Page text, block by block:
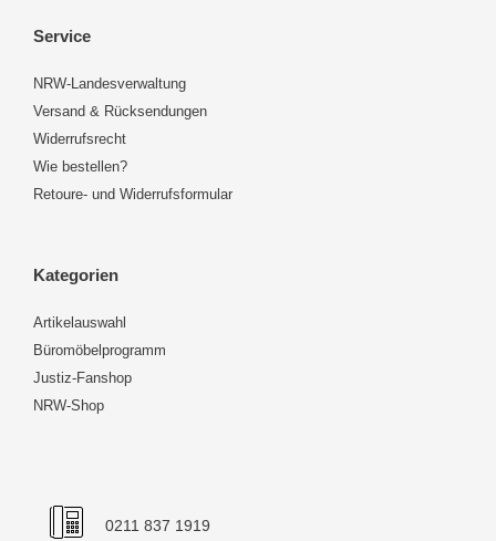
Service
NRW-Landesverwaltung
Versand & Rücksendungen
Widerrufsrecht
Wie bestellen?
Retoure- und Widerrufsformular
Kategorien
Artikelauswahl
Büromöbelprogramm
Justiz-Fanshop
NRW-Shop
0211 837 1919